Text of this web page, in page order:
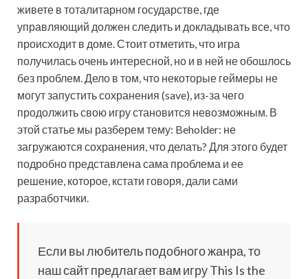
живете в тоталитарном государстве, где
управляющий должен следить и докладывать все, что
происходит в доме. Стоит отметить, что игра
получилась очень интересной, но и в ней не обошлось
без проблем. Дело в том, что некоторые геймеры не
могут запустить сохранения (save), из-за чего
продолжить свою игру становится невозможным. В
этой статье мы разберем тему: Beholder: не
загружаются сохранения, что делать? Для этого будет
подробно представлена сама проблема и ее
решение, которое, кстати говоря, дали сами
разработчики.
Если вы любитель подобного жанра, то
наш сайт предлагает вам игру This Is the